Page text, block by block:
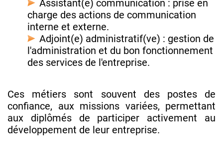
Assistant(e) communication : prise en
charge des actions de communication
interne et externe.
Adjoint(e) administratif(ve) : gestion de
l'administration et du bon fonctionnement
des services de l'entreprise.
Ces métiers sont souvent des postes de
confiance, aux missions variées, permettant
aux diplômés de participer activement au
développement de leur entreprise.